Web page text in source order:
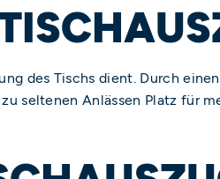
des Tischs dient. Durch
seltenen Anlässen Platz für